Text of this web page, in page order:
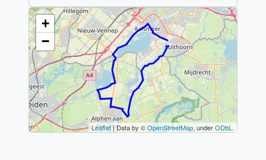
Make this Notebook Trusted to load map: File
-> Trust Notebook